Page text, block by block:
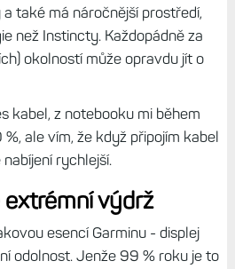
také má náročnější prostředí,
než Instincty. Každopádně za
okolností může opravdu jít o
kabel, z notebooku mi během
ale vím, že když připojím kabel
rychlejší.
výdrž
esencí Garminu - displej
odolnost. Jenže 99 % roku je to